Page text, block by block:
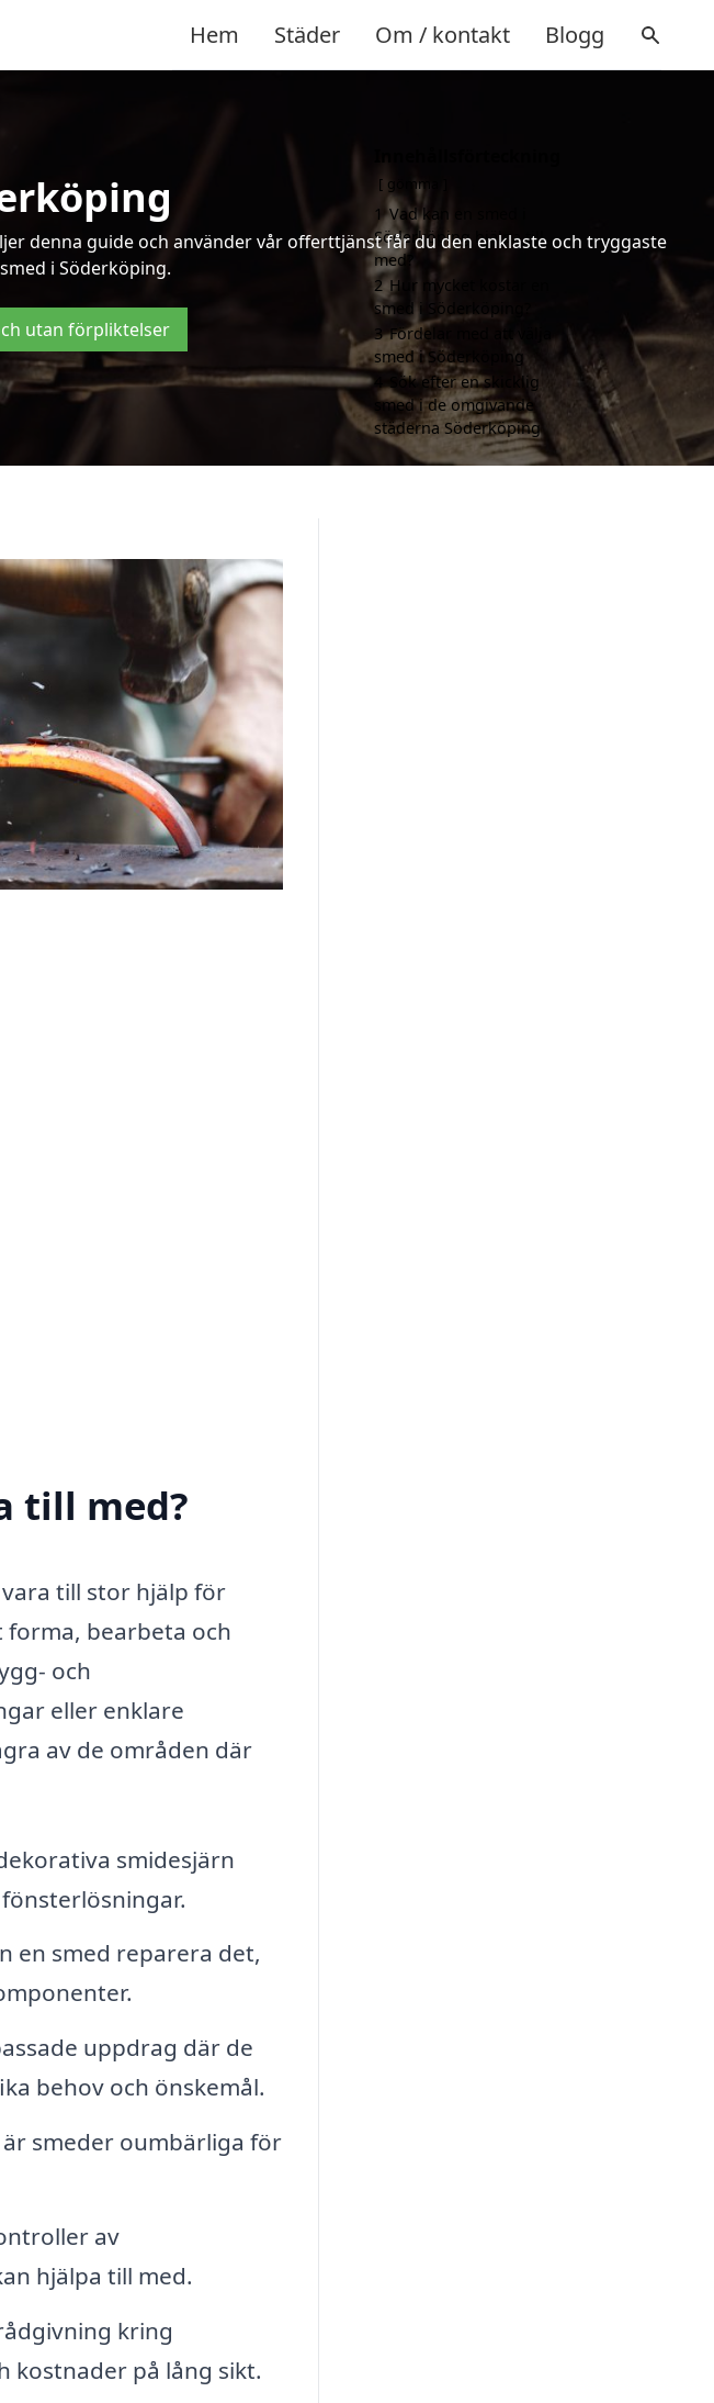
Hem Städer Om / kontakt Blogg
denna guide och använder vår offerttjänst får du den enklaste och tryggaste
i Söderköping.
utan förpliktelser
till med?
till stor hjälp för
bearbeta och
och
eller enklare
av de områden där
smidesjärn
en smed reparera det,
uppdrag där de
behov och önskemål.
smeder oumbärliga för
av
hjälpa till med.
kring
kostnader på lång sikt.
gömma
1 Vad kan en smed i
Söderköping hjälpa till
med?
2 Hur mycket kostar en
smed i Söderköping?
3 Fördelar med att välja
smed i Söderköping
Sök efter en skicklig
smed i de omgivande
städerna Söderköping